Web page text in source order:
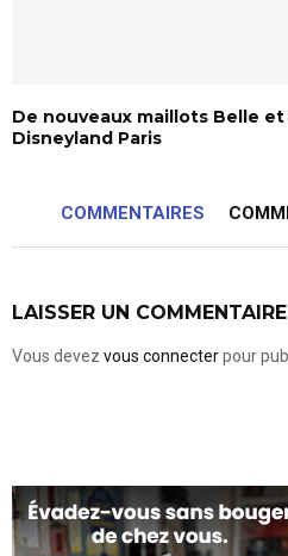
De nouveaux maillots Belle
Disneyland Paris
COMMENTAIRES
LAISSER UN COMMENTAIRE
Vous devez vous connecterpour